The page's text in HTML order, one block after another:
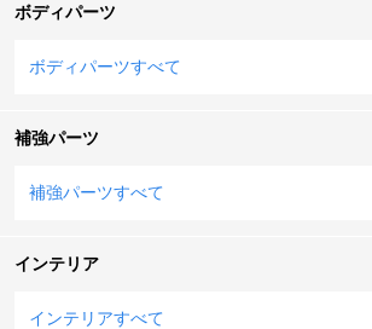
ボディパーツ
ボディパーツすべて
補強パーツ
補強パーツすべて
インテリア
インテリアすべて